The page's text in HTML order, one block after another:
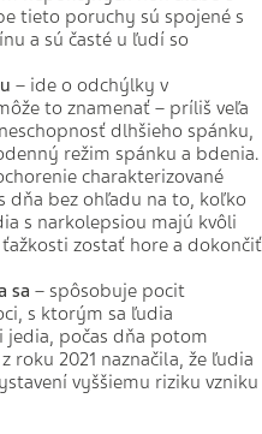
tieto poruchy sú spojené s
a sú časté u ľudí so
– ide o odchýlky v
to znamenať – príliš veľa
dlhšieho spánku,
režim spánku a bdenia.
charakterizované
dňa bez ohľadu na to, koľko
s narkolepsiou majú kvôli
zostať hore a dokončiť
sa – spôsobuje pocit
s ktorým sa ľudia
počas dňa potom
roku 2021 naznačila, že ľudia
vyššiemu riziku vzniku